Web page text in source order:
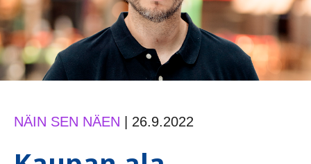
NÄIN SEN NÄEN 26.9.2022